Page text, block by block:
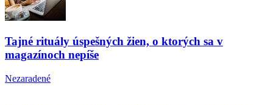
Tajné rituály úspešných žien, o ktorých sa v
magazínoch nepíše
Nezaradené